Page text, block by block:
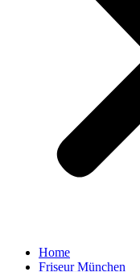
Home
Friseur München